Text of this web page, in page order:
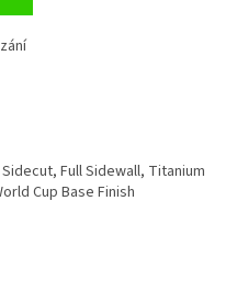
Full Sidewall, Titanium
Cup Base Finish